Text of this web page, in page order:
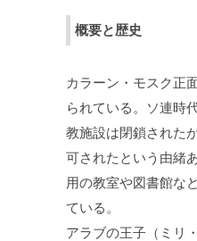
概要と歴史
カラーン・モスク正
られている。ソ連時
教施設は閉鎖された
可されたという由緒
用の教室や図書館な
ている。
アラブの王子（ミリ